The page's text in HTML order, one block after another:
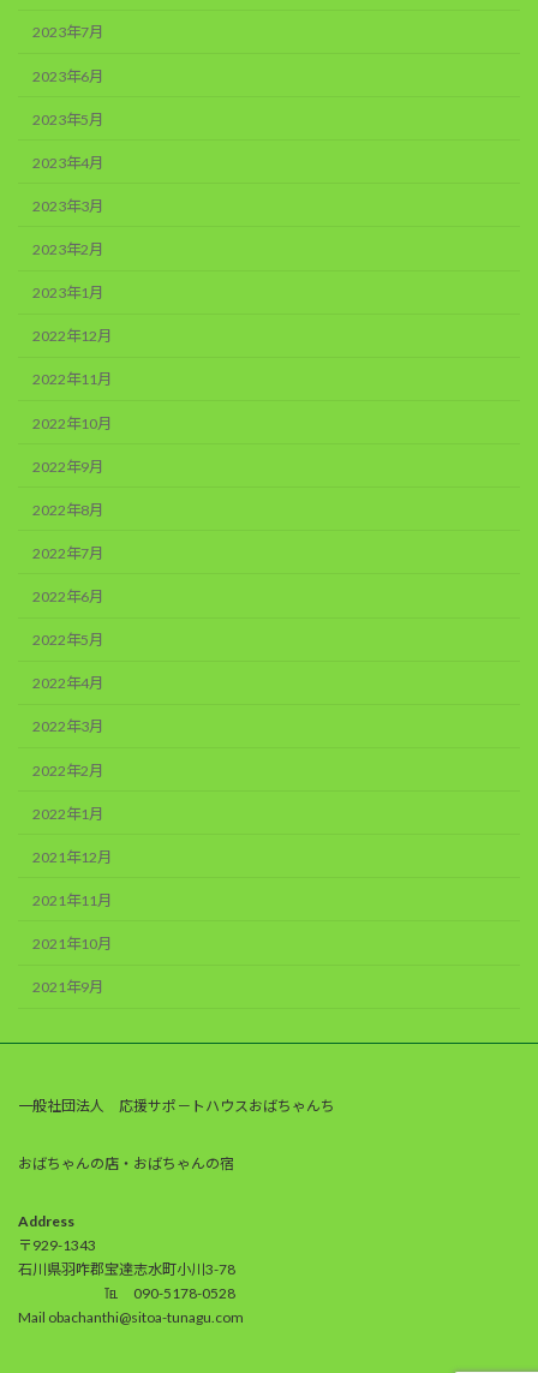
2023年7月
2023年6月
2023年5月
2023年4月
2023年3月
2023年2月
2023年1月
2022年12月
2022年11月
2022年10月
2022年9月
2022年8月
2022年7月
2022年6月
2022年5月
2022年4月
2022年3月
2022年2月
2022年1月
2021年12月
2021年11月
2021年10月
2021年9月
一般社団法人 応援サポ－トハウスおばちゃんち
おばちゃんの店・おばちゃんの宿
Address
〒929-1343
石川県羽咋郡宝達志水町小川3-78
℡ 090-5178-0528
Mail obachanthi@sitoa-tunagu.com